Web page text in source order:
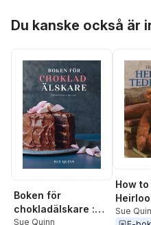
Du kanske också är
Boken för
chokladälskare :
oumbärliga recept
Sue Quinn
How
Bears
Sue